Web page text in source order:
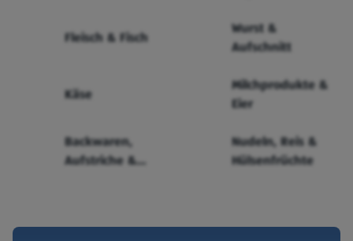
Fleisch & Fisch
Wurst &
Aufschnitt
Käse
Milchprodukte &
Eier
Backwaren,
Aufstriche &
Nudeln, Reis &
Hülsenfrüchte